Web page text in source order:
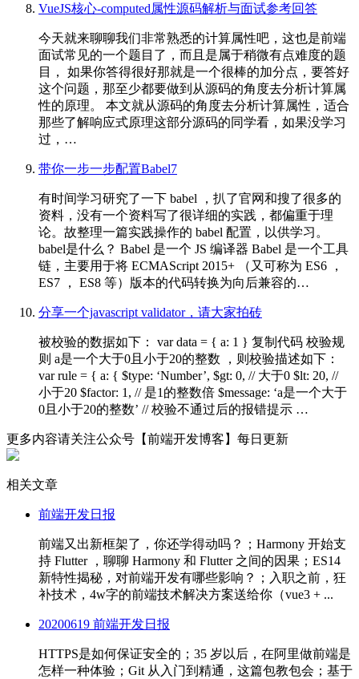
VueJS核心-computed属性源码解析与面试参考回答
今天就来聊聊我们非常熟悉的计算属性吧，这也是前端
面试常见的一个题目了，而且是属于稍微有点难度的题
目， 如果你答得很好那就是一个很棒的加分点，要答好
这个问题，那至少都要做到从源码的角度去分析计算属
性的原理。 本文就从源码的角度去分析计算属性，适合
那些了解响应式原理这部分源码的同学看，如果没学习
过，…
带你一步一步配置Babel7
有时间学习研究了一下 babel ，扒了官网和搜了很多的
资料，没有一个资料写了很详细的实践，都偏重于理
论。故整理一篇实践操作的 babel 配置，以供学习。
babel是什么？ Babel 是一个 JS 编译器 Babel 是一个工具
链，主要用于将 ECMAScript 2015+ （又可称为 ES6 ，
ES7 ， ES8 等）版本的代码转换为向后兼容的…
分享一个javascript validator，请大家拍砖
被校验的数据如下： var data = { a: 1 } 复制代码 校验规
则 a是一个大于0且小于20的整数 ，则校验描述如下：
var rule = { a: { $type: ‘Number’, $gt: 0, // 大于0 $lt: 20, //
小于20 $factor: 1, // 是1的整数倍 $message: ‘a是一个大于
0且小于20的整数’ // 校验不通过后的报错提示 …
更多内容请关注公众号【前端开发博客】每日更新
相关文章
前端开发日报
前端又出新框架了，你还学得动吗？；Harmony 开始支
持 Flutter ，聊聊 Harmony 和 Flutter 之间的因果；ES14
新特性揭秘，对前端开发有哪些影响？；入职之前，狂
补技术，4w字的前端技术解决方案送给你（vue3 + ...
20200619 前端开发日报
HTTPS是如何保证安全的；35 岁以后，在阿里做前端是
怎样一种体验；Git 从入门到精通，这篇包教包会；基于